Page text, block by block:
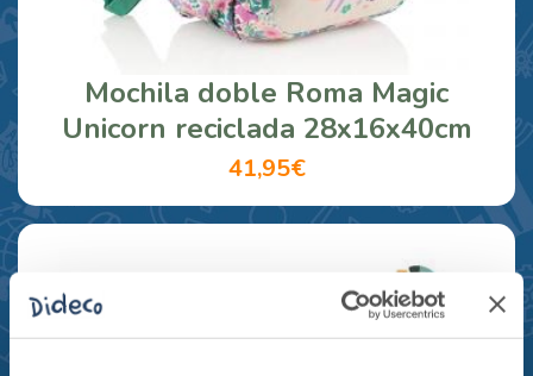
Mochila doble Roma Magic
Unicorn reciclada 28x16x40cm
41,95€